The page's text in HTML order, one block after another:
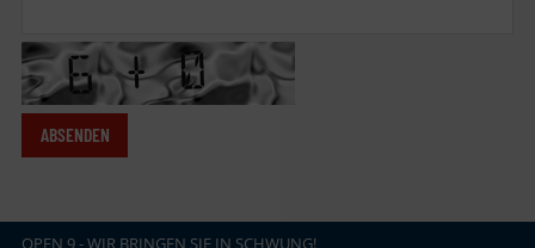
OPEN.9 - WIR BRINGEN SIE IN SCHWUNG!